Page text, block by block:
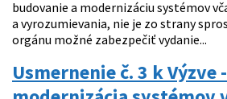
budovanie a modernizáciu systémov
a vyrozumievania, nie je zo strany
orgánu možné zabezpečiť vydanie...
Usmernenie č. 3 k Výzve